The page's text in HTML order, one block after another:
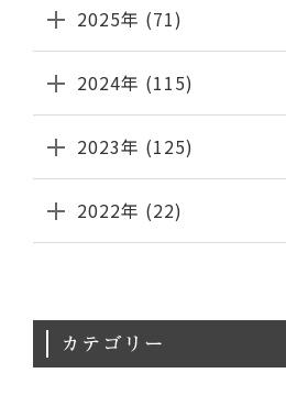
2025年 (71)
2024年 (115)
2023年 (125)
2022年 (22)
カテゴリー